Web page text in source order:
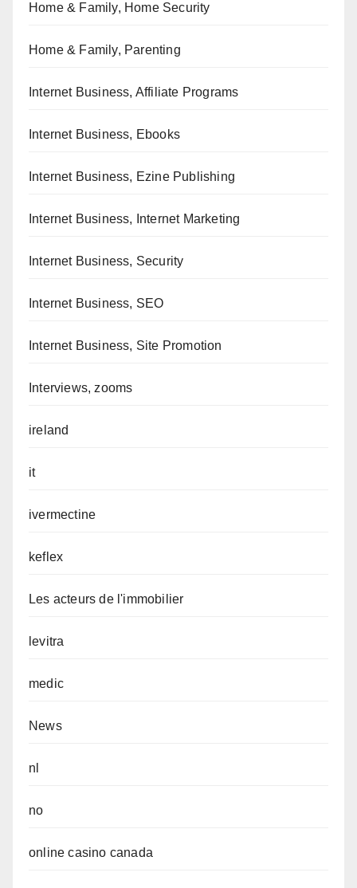
Home & Family, Home Security
Home & Family, Parenting
Internet Business, Affiliate Programs
Internet Business, Ebooks
Internet Business, Ezine Publishing
Internet Business, Internet Marketing
Internet Business, Security
Internet Business, SEO
Internet Business, Site Promotion
Interviews, zooms
ireland
it
ivermectine
keflex
Les acteurs de l'immobilier
levitra
medic
News
nl
no
online casino canada